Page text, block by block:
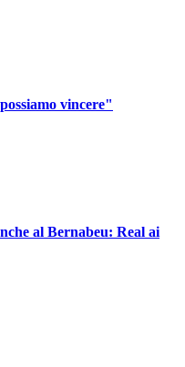
vincere"
al Bernabeu: Real ai